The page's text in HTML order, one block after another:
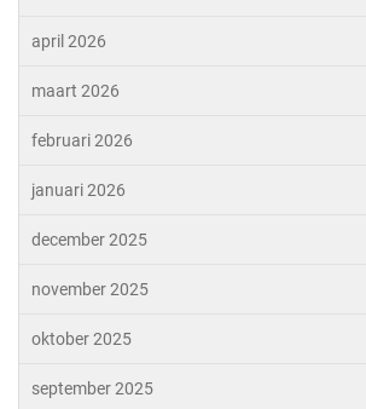
april 2026
maart 2026
februari 2026
januari 2026
december 2025
november 2025
oktober 2025
september 2025